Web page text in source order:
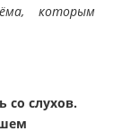
которым
слухов.